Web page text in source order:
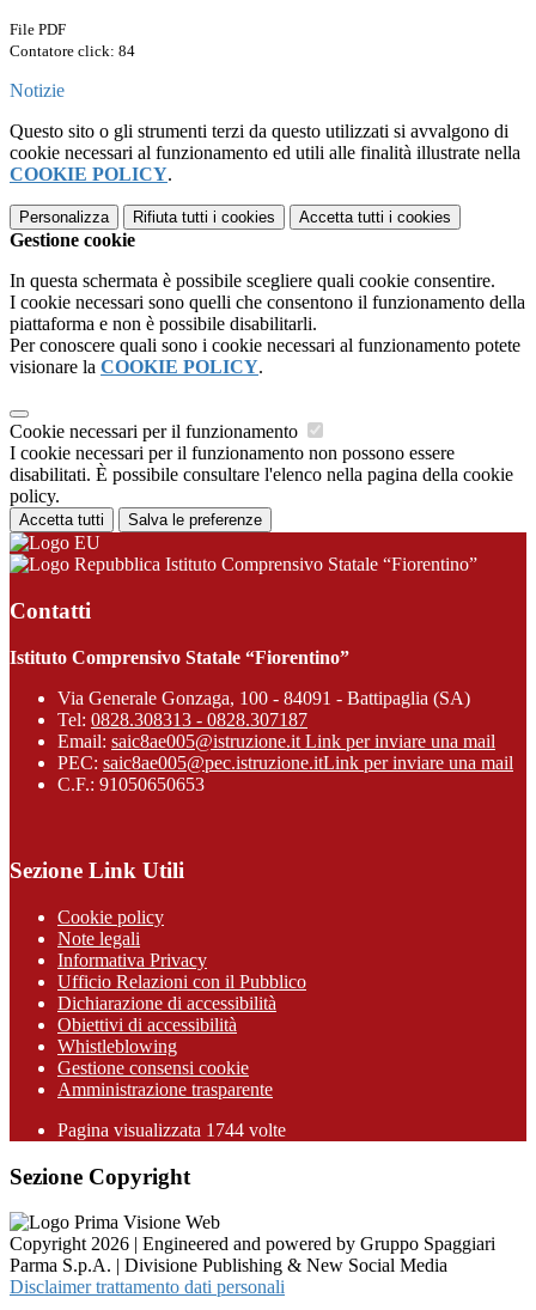
File PDF
Contatore click: 84
Notizie
Questo sito o gli strumenti terzi da questo utilizzati si avvalgono di
cookie necessari al funzionamento ed utili alle finalità illustrate nella
COOKIE POLICY.
Personalizza Rifiuta tutti i cookies Accetta tutti i cookies
Gestione cookie
In questa schermata è possibile scegliere quali cookie consentire.
I cookie necessari sono quelli che consentono il funzionamento della
piattaforma e non è possibile disabilitarli.
Per conoscere quali sono i cookie necessari al funzionamento potete
visionare la COOKIE POLICY.
Cookie necessari per il funzionamento
I cookie necessari per il funzionamento non possono essere
disabilitati. È possibile consultare l'elenco nella pagina della cookie
policy.
Accetta tutti Salva le preferenze
Istituto Comprensivo Statale “Fiorentino”
Contatti
Istituto Comprensivo Statale “Fiorentino”
Via Generale Gonzaga, 100 - 84091 - Battipaglia (SA)
Tel: 0828.308313 - 0828.307187
Email: saic8ae005@istruzione.it Link per inviare una mail
PEC: saic8ae005@pec.istruzione.itLink per inviare una mail
C.F.: 91050650653
Sezione Link Utili
Cookie policy
Note legali
Informativa Privacy
Ufficio Relazioni con il Pubblico
Dichiarazione di accessibilità
Obiettivi di accessibilità
Whistleblowing
Gestione consensi cookie
Amministrazione trasparente
Pagina visualizzata 1744 volte
Sezione Copyright
Copyright 2026 | Engineered and powered by Gruppo Spaggiari
Parma S.p.A. | Divisione Publishing & New Social Media
Disclaimer trattamento dati personali